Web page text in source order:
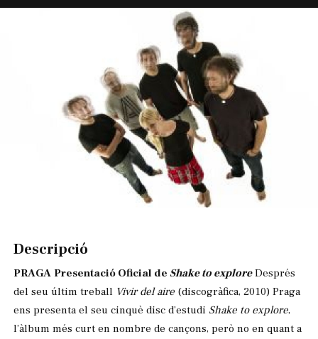
Descripció
PRAGA Presentació Oficial de Shake to exploreDesprés
del seu últim treball Vivir del aire (discogràfica, 2010) Praga
ens presenta el seu cinquè disc d’estudi Shake to explore,
l’àlbum més curt en nombre de cançons, però no en quant a